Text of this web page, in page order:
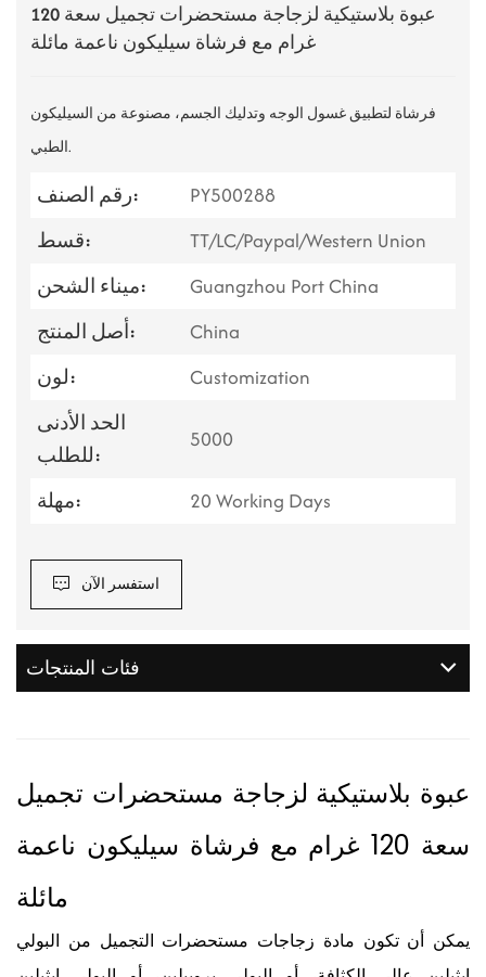
عبوة بلاستيكية لزجاجة مستحضرات تجميل سعة 120
غرام مع فرشاة سيليكون ناعمة مائلة
فرشاة لتطبيق غسول الوجه وتدليك الجسم، مصنوعة من السيليكون
الطبي.
رقم الصنف:
PY500288
قسط:
TT/LC/Paypal/Western Union
ميناء الشحن:
Guangzhou Port China
أصل المنتج:
China
لون:
Customization
الحد الأدنى
للطلب:
5000
مهلة: 20 Working Days
استفسر الآن
فئات المنتجات
عبوة بلاستيكية لزجاجة مستحضرات تجميل
سعة 120 غرام مع فرشاة سيليكون ناعمة
مائلة
يمكن أن تكون مادة زجاجات مستحضرات التجميل من البولي